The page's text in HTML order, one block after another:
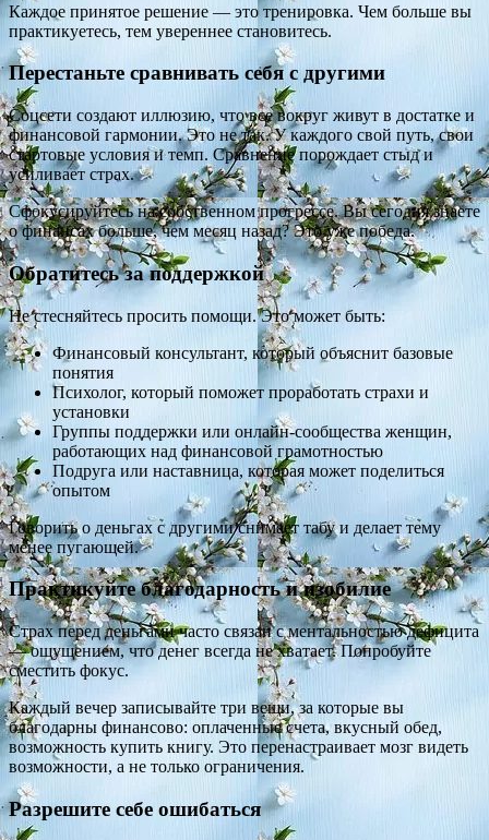
Каждое принятое решение — это тренировка. Чем больше вы
практикуетесь, тем увереннее становитесь.
Перестаньте сравнивать себя с другими
Соцсети создают иллюзию, что все вокруг живут в достатке и
финансовой гармонии. Это не так. У каждого свой путь, свои
стартовые условия и темп. Сравнение порождает стыд и
усиливает страх.
Сфокусируйтесь на собственном прогрессе. Вы сегодня знаете
о финансах больше, чем месяц назад? Это уже победа.
Обратитесь за поддержкой
Не стесняйтесь просить помощи. Это может быть:
Финансовый консультант, который объяснит базовые
понятия
Психолог, который поможет проработать страхи и
установки
Группы поддержки или онлайн-сообщества женщин,
работающих над финансовой грамотностью
Подруга или наставница, которая может поделиться
опытом
Говорить о деньгах с другими снимает табу и делает тему
менее пугающей.
Практикуйте благодарность и изобилие
Страх перед деньгами часто связан с ментальностью дефицита
— ощущением, что денег всегда не хватает. Попробуйте
сместить фокус.
Каждый вечер записывайте три вещи, за которые вы
благодарны финансово: оплаченные счета, вкусный обед,
возможность купить книгу. Это перенастраивает мозг видеть
возможности, а не только ограничения.
Разрешите себе ошибаться